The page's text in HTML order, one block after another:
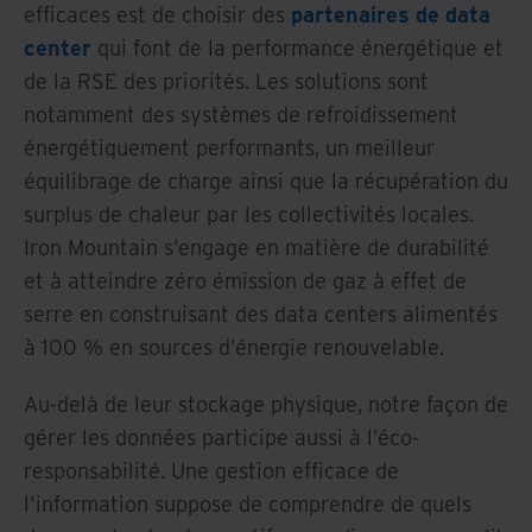
efficaces est de choisir des partenaires de data
center qui font de la performance énergétique et
de la RSE des priorités. Les solutions sont
notamment des systèmes de refroidissement
énergétiquement performants, un meilleur
équilibrage de charge ainsi que la récupération du
surplus de chaleur par les collectivités locales.
Iron Mountain s’engage en matière de durabilité
et à atteindre zéro émission de gaz à effet de
serre en construisant des data centers alimentés
à 100 % en sources d’énergie renouvelable.
Au-delà de leur stockage physique, notre façon de
gérer les données participe aussi à l’éco-
responsabilité. Une gestion efficace de
l’information suppose de comprendre de quels